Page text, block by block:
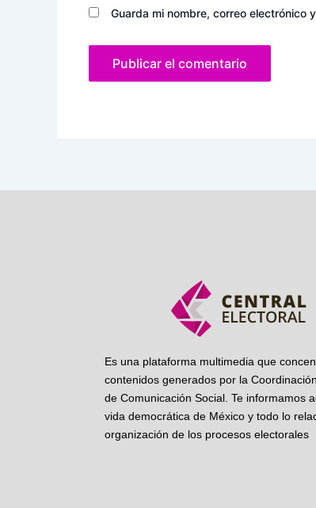
Guarda mi nombre, correo electrónico
Es una plataforma multimedia que
contenidos generados por la
de Comunicación Social. Te informamos
vida democrática de México y todo lo
organización de los procesos electorales